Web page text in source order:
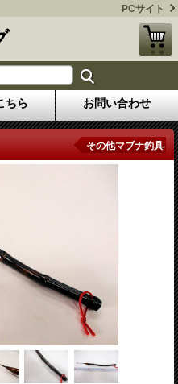
PCサイト
ちら お問い合わせ
その他マブナ釣具